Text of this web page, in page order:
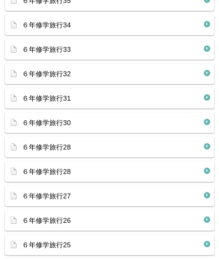
６年修学旅行34
６年修学旅行33
６年修学旅行32
６年修学旅行31
６年修学旅行30
６年修学旅行28
６年修学旅行28
６年修学旅行27
６年修学旅行26
６年修学旅行25